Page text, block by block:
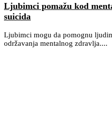
Ljubimci pomažu kod
suicida
Ljubimci mogu da pomognu
održavanja mentalnog zdravlja....